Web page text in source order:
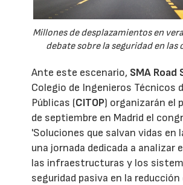
Millones de desplazamientos en
debate sobre la seguridad en las
Ante este escenario, SMA Road
Colegio de Ingenieros Técnicos
Públicas (CITOP) organizarán el
de septiembre en Madrid el
'Soluciones que salvan vidas en
una jornada dedicada a analizar
las infraestructuras y los
seguridad pasiva en la reducción